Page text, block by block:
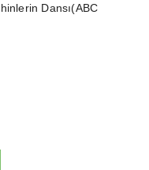
Dansı(ABC